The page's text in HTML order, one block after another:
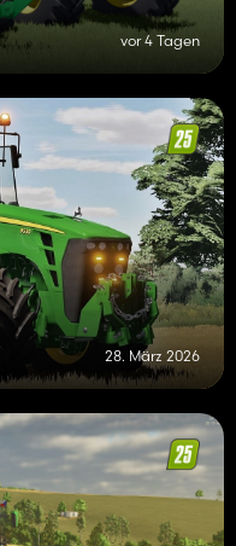
vor 4 Tagen
28. März 2026